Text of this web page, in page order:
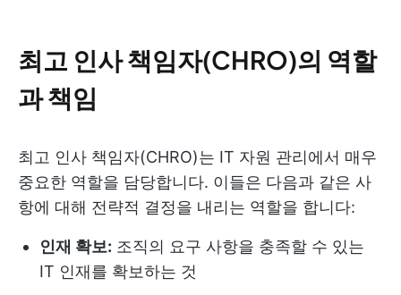
최고 인사 책임자(CHRO)의 역할
과 책임
최고 인사 책임자(CHRO)는 IT 자원 관리에서 매우
중요한 역할을 담당합니다. 이들은 다음과 같은 사
항에 대해 전략적 결정을 내리는 역할을 합니다:
인재 확보: 조직의 요구 사항을 충족할 수 있는
IT 인재를 확보하는 것